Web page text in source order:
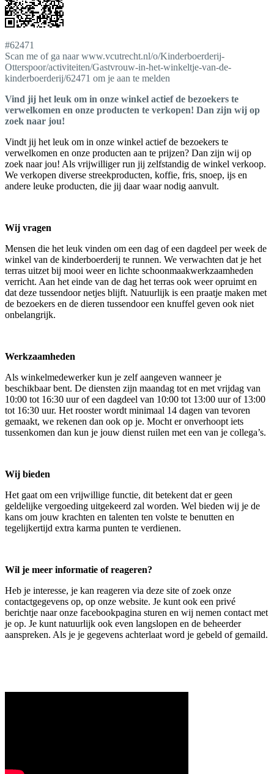
#62471
Scan me of ga naar www.vcutrecht.nl/o/Kinderboerderij-
Otterspoor/activiteiten/Gastvrouw-in-het-winkeltje-van-de-
kinderboerderij/62471 om je aan te melden
Vind jij het leuk om in onze winkel actief de bezoekers te
verwelkomen en onze producten te verkopen! Dan zijn wij op
zoek naar jou!
Vindt jij het leuk om in onze winkel actief de bezoekers te
verwelkomen en onze producten aan te prijzen? Dan zijn wij op
zoek naar jou! Als vrijwilliger run jij zelfstandig de winkel verkoop.
We verkopen diverse streekproducten, koffie, fris, snoep, ijs en
andere leuke producten, die jij daar waar nodig aanvult.
Wij vragen
Mensen die het leuk vinden om een dag of een dagdeel per week de
winkel van de kinderboerderij te runnen. We verwachten dat je het
terras uitzet bij mooi weer en lichte schoonmaakwerkzaamheden
verricht. Aan het einde van de dag het terras ook weer opruimt en
dat deze tussendoor netjes blijft. Natuurlijk is een praatje maken met
de bezoekers en de dieren tussendoor een knuffel geven ook niet
onbelangrijk.
Werkzaamheden
Als winkelmedewerker kun je zelf aangeven wanneer je
beschikbaar bent. De diensten zijn maandag tot en met vrijdag van
10:00 tot 16:30 uur of een dagdeel van 10:00 tot 13:00 uur of 13:00
tot 16:30 uur. Het rooster wordt minimaal 14 dagen van tevoren
gemaakt, we rekenen dan ook op je. Mocht er onverhoopt iets
tussenkomen dan kun je jouw dienst ruilen met een van je collega’s.
Wij bieden
Het gaat om een vrijwillige functie, dit betekent dat er geen
geldelijke vergoeding uitgekeerd zal worden. Wel bieden wij je de
kans om jouw krachten en talenten ten volste te benutten en
tegelijkertijd extra karma punten te verdienen.
Wil je meer informatie of reageren?
Heb je interesse, je kan reageren via deze site of zoek onze
contactgegevens op, op onze website. Je kunt ook een privé
berichtje naar onze facebookpagina sturen en wij nemen contact met
je op. Je kunt natuurlijk ook even langslopen en de beheerder
aanspreken. Als je je gegevens achterlaat word je gebeld of gemaild.